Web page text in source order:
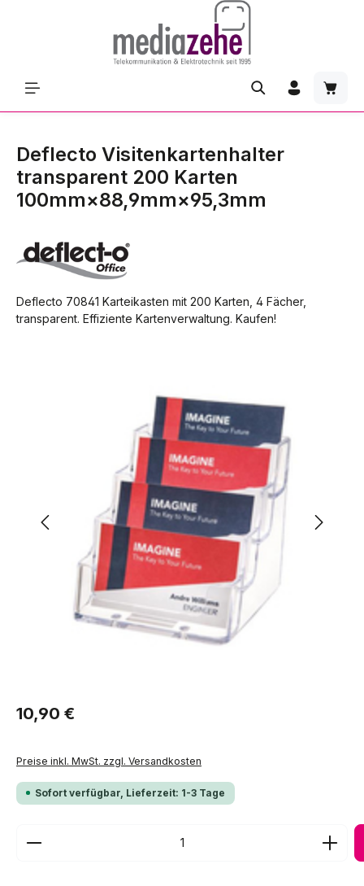
Deflecto Visitenkartenhalter
transparent 200 Karten
100mm×88,9mm×95,3mm
Deflecto 70841 Karteikasten mit 200 Karten, 4 Fächer,
transparent. Effiziente Kartenverwaltung. Kaufen!
Regulärer Preis:
10,90 €
Preise inkl. MwSt. zzgl. Versandkosten
Sofort verfügbar, Lieferzeit: 1-3 Tage
Produkt Anzahl: Gib den gewünschten Wert ein